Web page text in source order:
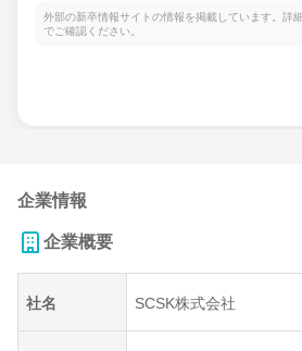
外部の新卒情報サイトの情報を掲載しています。詳
でご確認ください。
企業情報
企業概要
社名 SCSK株式会社